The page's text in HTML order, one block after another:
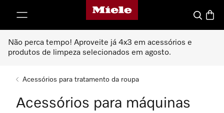
Página principal da Miele
Pesquisa
Não perca tempo! Aproveite já 4x3 em acessórios e
produtos de limpeza selecionados em agosto.
Acessórios para tratamento da roupa
Acessórios para máquinas